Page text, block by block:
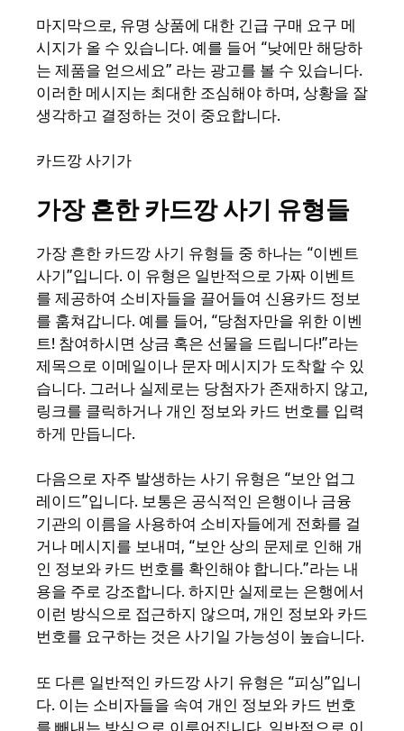
마지막으로, 유명 상품에 대한 긴급 구매 요구 메
시지가 올 수 있습니다. 예를 들어 “낮에만 해당하
는 제품을 얻으세요” 라는 광고를 볼 수 있습니다.
이러한 메시지는 최대한 조심해야 하며, 상황을 잘
생각하고 결정하는 것이 중요합니다.
카드깡 사기가
가장 흔한 카드깡 사기 유형들
가장 흔한 카드깡 사기 유형들 중 하나는 “이벤트
사기”입니다. 이 유형은 일반적으로 가짜 이벤트
를 제공하여 소비자들을 끌어들여 신용카드 정보
를 훔쳐갑니다. 예를 들어, “당첨자만을 위한 이벤
트! 참여하시면 상금 혹은 선물을 드립니다!”라는
제목으로 이메일이나 문자 메시지가 도착할 수 있
습니다. 그러나 실제로는 당첨자가 존재하지 않고,
링크를 클릭하거나 개인 정보와 카드 번호를 입력
하게 만듭니다.
다음으로 자주 발생하는 사기 유형은 “보안 업그
레이드”입니다. 보통은 공식적인 은행이나 금융
기관의 이름을 사용하여 소비자들에게 전화를 걸
거나 메시지를 보내며, “보안 상의 문제로 인해 개
인 정보와 카드 번호를 확인해야 합니다.”라는 내
용을 주로 강조합니다. 하지만 실제로는 은행에서
이런 방식으로 접근하지 않으며, 개인 정보와 카드
번호를 요구하는 것은 사기일 가능성이 높습니다.
또 다른 일반적인 카드깡 사기 유형은 “피싱”입니
다. 이는 소비자들을 속여 개인 정보와 카드 번호
를 빼내는 방식으로 이루어집니다. 일반적으로 이